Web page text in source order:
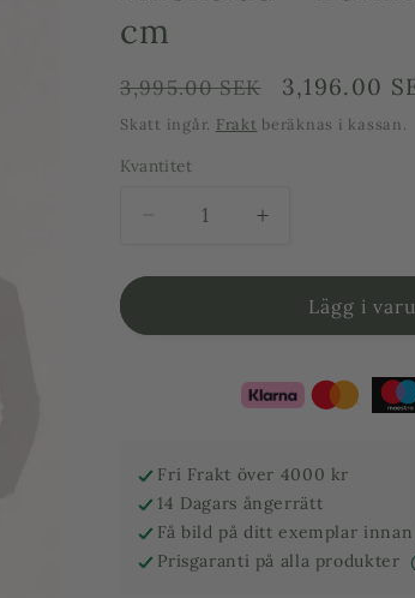
cm
Ordinarie
pris
3,995.00 SEK 3,196.00
Skatt ingår. Frakt beräknas i kassan.
Kvantitet
Minska
för
–
Öka
för
Fikonträd
–
–
220
Lägg i
Fri Frakt över 4000 kr
14 Dagars ångerrätt
Få bild på ditt exemplar
Prisgaranti på alla produkter